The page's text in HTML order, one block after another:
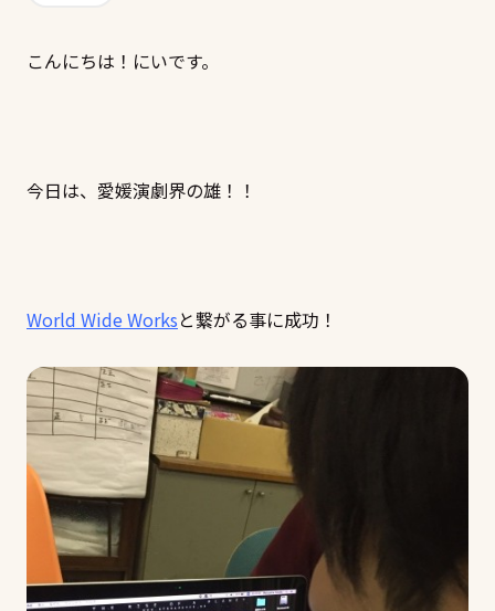
こんにちは！にいです。
今日は、愛媛演劇界の雄！！
World Wide Worksと繋がる事に成功！